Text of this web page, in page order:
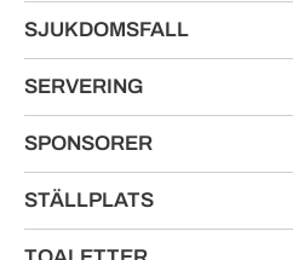
SJUKDOMSFALL
SERVERING
SPONSORER
STÄLLPLATS